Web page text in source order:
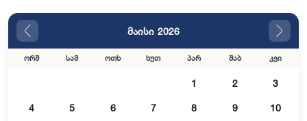
მაისი 2026
ორშ სამ ოთხ ხუთ პარ შაბ კვი
1 2 3
4 5 6 7 8 9 10